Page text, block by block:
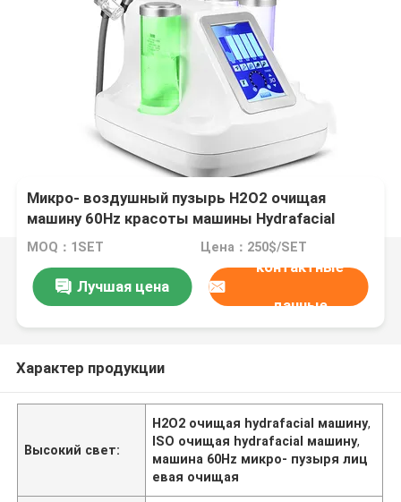
Микро- воздушный пузырь H2O2 очищая
машину 60Hz красоты машины Hydrafacial
MOQ：1SET Цена：250$/SET
Лучшая цена
контактные
данные
Характер продукции
Высокий свет:
H2O2 очищая hydrafacial машину,
ISO очищая hydrafacial машину,
машина 60Hz микро- пузыря лиц
евая очищая